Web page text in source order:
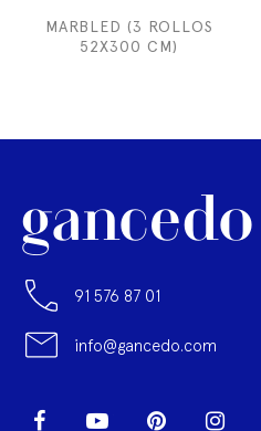
MARBLED (3 ROLLOS
52X300 CM)
91 576 87 01
info@gancedo.com
Facebook YouTube Pinterest